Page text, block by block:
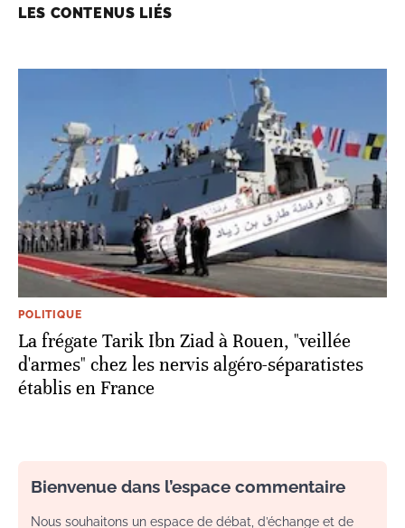
LES CONTENUS LIÉS
POLITIQUE
La frégate Tarik Ibn Ziad à Rouen, "veillée
d'armes" chez les nervis algéro-séparatistes
établis en France
Bienvenue dans l’espace commentaire
Nous souhaitons un espace de débat, d’échange et de